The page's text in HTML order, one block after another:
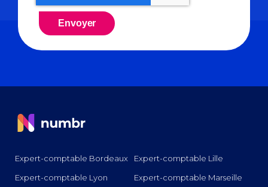
Expert-comptable Bordeaux
Expert-comptable Lille
Expert-comptable Lyon
Expert-comptable Marseille